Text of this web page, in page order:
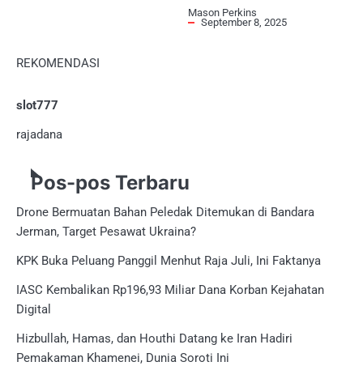
Mason Perkins
September 8, 2025
REKOMENDASI
slot777
rajadana
Pos-pos Terbaru
Drone Bermuatan Bahan Peledak Ditemukan di Bandara
Jerman, Target Pesawat Ukraina?
KPK Buka Peluang Panggil Menhut Raja Juli, Ini Faktanya
IASC Kembalikan Rp196,93 Miliar Dana Korban Kejahatan
Digital
Hizbullah, Hamas, dan Houthi Datang ke Iran Hadiri
Pemakaman Khamenei, Dunia Soroti Ini